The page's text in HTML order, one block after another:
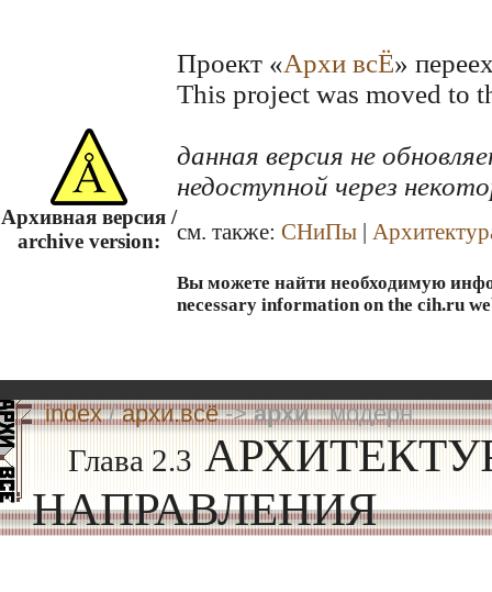
Архивная версия /
archive version:
Проект «Архи всЁ»
This project was moved to
данная версия не
недоступной через
см. также: СНиПы
Вы можете найти необходимую
necessary information on the cih.ru
index / архи.всё ->архи. модерн
Глава 2.3
НАПРАВЛЕНИЯ